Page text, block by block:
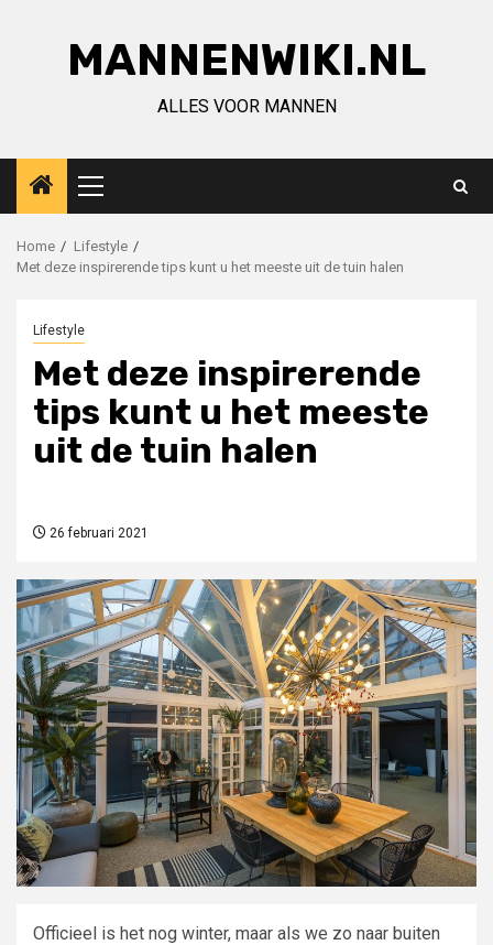
MANNENWIKI.NL
ALLES VOOR MANNEN
Primair
menu
Home
Lifestyle
Met deze inspirerende tips kunt u het meeste uit de tuin halen
Lifestyle
Met deze inspirerende
tips kunt u het meeste
uit de tuin halen
26 februari 2021
Officieel is het nog winter, maar als we zo naar buiten